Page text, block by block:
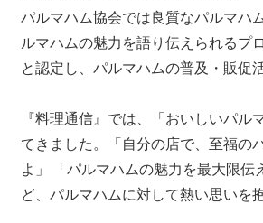
パルマハム協会では良質なパルマハ
ルマハムの魅力を語り伝えられるプ
と認定し、パルマハムの普及・販促
『料理通信』では、「おいしいパ
てきました。「自分の店で、至福の
よ」 「パルマハムの魅力を最大限
ど、パルマハムに対して熱い思いを